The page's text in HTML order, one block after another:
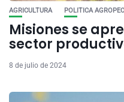
AGRICULTURA POLITICA
Misiones se
sector
8 de julio de 2024